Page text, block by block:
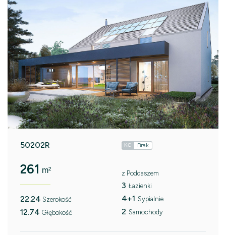
50202R KC Brak
261 m²
22.24 Szerokość
12.74 Głębokość
z Poddaszem
3 Łazienki
4+1 Sypialnie
2 Samochody